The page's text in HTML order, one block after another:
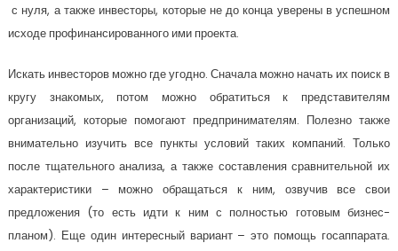
с нуля, а также инвесторы, которые не до конца уверены в успешном
исходе профинансированного ими проекта.
Искать инвесторов можно где угодно. Сначала можно начать их поиск в
кругу знакомых, потом можно обратиться к представителям
организаций, которые помогают предпринимателям. Полезно также
внимательно изучить все пункты условий таких компаний. Только
после тщательного анализа, а также составления сравнительной их
характеристики – можно обращаться к ним, озвучив все свои
предложения (то есть идти к ним с полностью готовым бизнес-
планом). Еще один интересный вариант – это помощь госаппарата.